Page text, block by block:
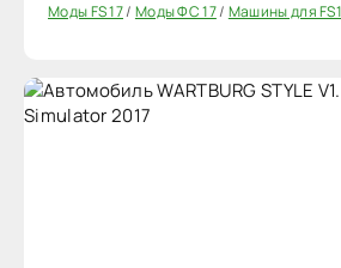
Моды FS 17/ Моды ФС 17/ Машины для